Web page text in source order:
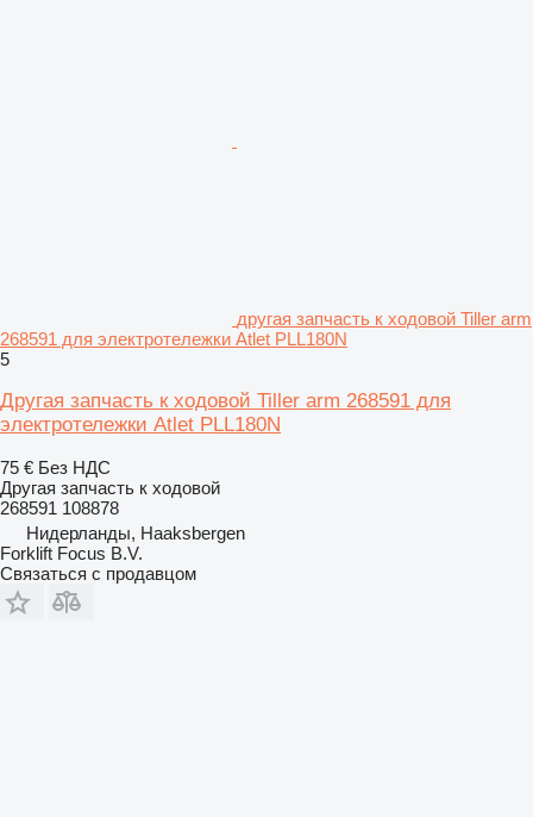
другая запчасть к ходовой Tiller arm
268591 для электротележки Atlet PLL180N
5
Другая запчасть к ходовой Tiller arm 268591 для
электротележки Atlet PLL180N
75 € Без НДС
Другая запчасть к ходовой
268591 108878
Нидерланды, Haaksbergen
Forklift Focus B.V.
Связаться с продавцом